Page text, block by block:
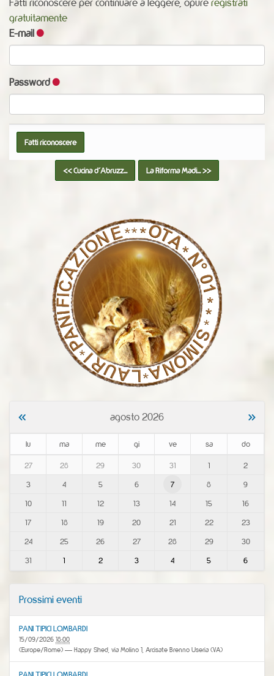
Fatti riconoscere per continuare a leggere, opure registrati
gratuitamente
E-mail
Password
<< Cucina d'Abruzz... La Riforma Madi... >>
« agosto 2026 »
lu ma me gi ve sa do
27 28 29 30 31 1
2
3
4 5 6 7 8
9
10
11 12 13 14 15
16
17
18 19 20 21 22
23
24
25 26 27 28 29
30
31
1 2 3 4 5 6
Prossimi eventi
PANI TIPICI LOMBARDI
15/09/2026 18:00
(Europe/Rome) — Happy Shed, via Molino 1, Arcisate Brenno Useria (VA)